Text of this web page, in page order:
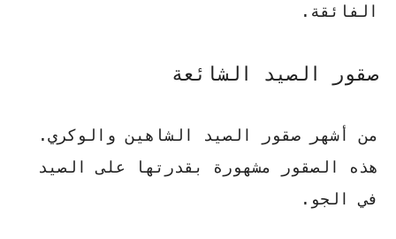
الفائقة.
صقور الصيد الشائعة
من أشهر صقور الصيد الشاهين والوكري.
هذه الصقور مشهورة بقدرتها على الصيد
في الجو.